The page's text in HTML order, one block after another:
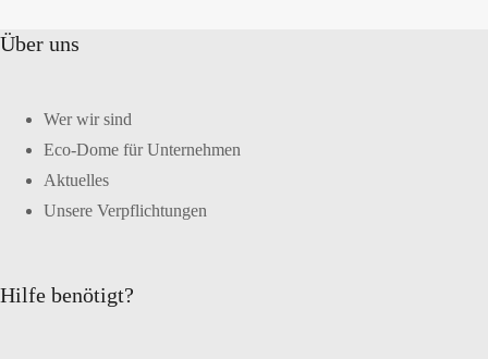
Über uns
Wer wir sind
Eco-Dome für Unternehmen
Aktuelles
Unsere Verpflichtungen
Hilfe benötigt?